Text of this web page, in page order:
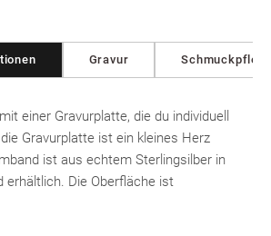
Gravur
einer Gravurplatte, die du individuell
Gravurplatte ist ein kleines Herz
ist aus echtem Sterlingsilber in
erhältlich. Die Oberfläche ist